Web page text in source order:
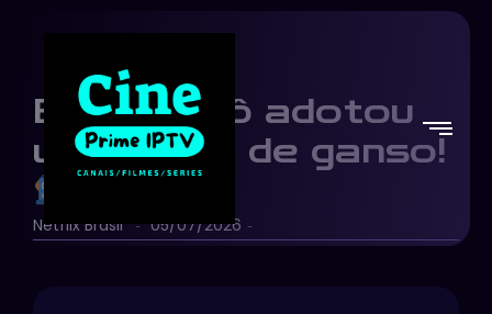
Essa robô adotou
um filhote de ganso!
Netflix Brasil - 05/07/2026 -